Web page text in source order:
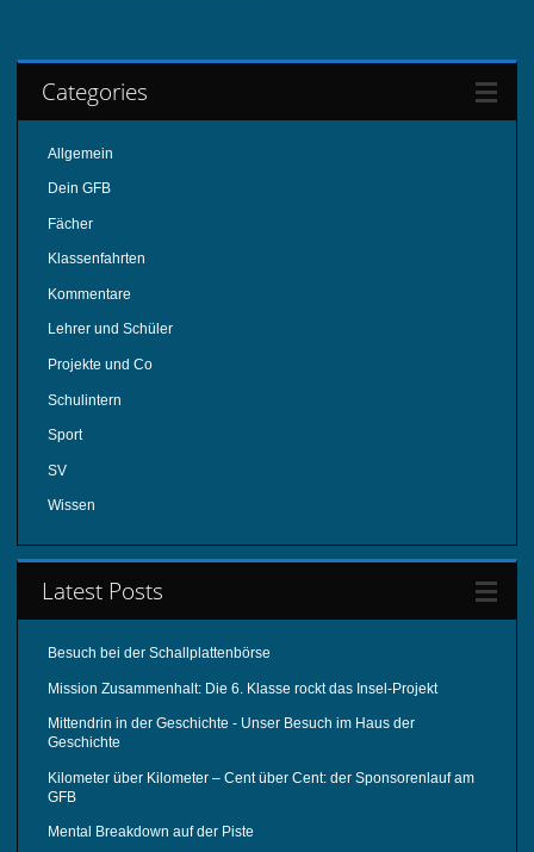
Categories
Allgemein
Dein GFB
Fächer
Klassenfahrten
Kommentare
Lehrer und Schüler
Projekte und Co
Schulintern
Sport
SV
Wissen
Latest Posts
Besuch bei der Schallplattenbörse
Mission Zusammenhalt: Die 6. Klasse rockt das Insel-Projekt
Mittendrin in der Geschichte - Unser Besuch im Haus der
Geschichte
Kilometer über Kilometer – Cent über Cent: der Sponsorenlauf am
GFB
Mental Breakdown auf der Piste